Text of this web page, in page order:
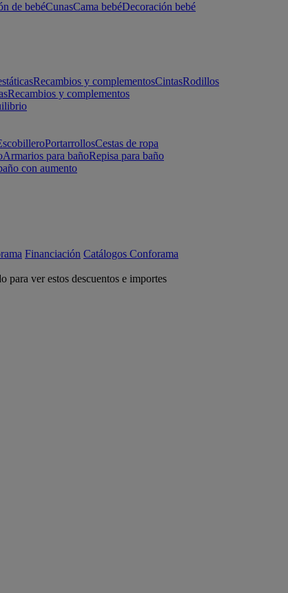
de bebéCunasCama bebéDecoración bebé
Recambios y complementosCintasRodillos
Recambios y complementos
PortarrollosCestas de ropa
Armarios para bañoRepisa para baño
con aumento
Financiación Catálogos Conforama
ver estos descuentos e importes